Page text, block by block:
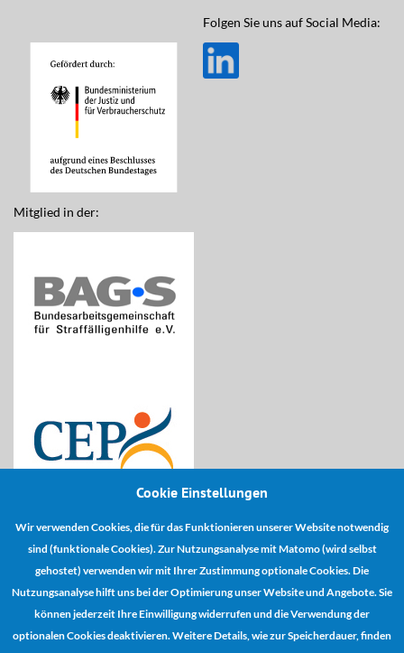
Cookie Einstellungen
Wir verwenden Cookies, die für das Funktionieren unserer Website notwendig
sind (funktionale Cookies). Zur Nutzungsanalyse mit Matomo (wird selbst
gehostet) verwenden wir mit Ihrer Zustimmung optionale Cookies. Die
Nutzungsanalyse hilft uns bei der Optimierung unser Website und Angebote. Sie
können jederzeit Ihre Einwilligung widerrufen und die Verwendung der
optionalen Cookies deaktivieren. Weitere Details, wie zur Speicherdauer, finden
Mitglied in der:
Kooperationspartner:
Folgen Sie uns auf Social Media: